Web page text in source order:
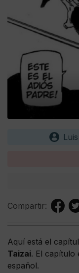
Compartir:
Aquí está el
Taizai. El capítulo
español.